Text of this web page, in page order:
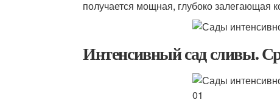
получается мощная, глубоко залегающая
Интенсивный сад сливы.